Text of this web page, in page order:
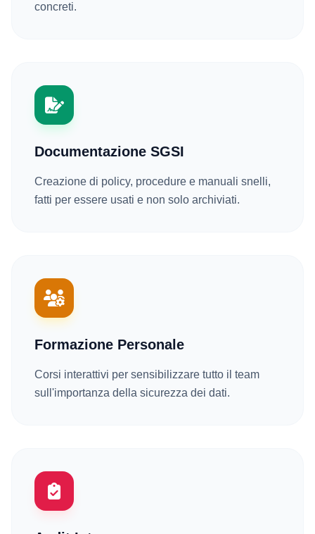
concreti.
Documentazione SGSI
Creazione di policy, procedure e manuali snelli,
fatti per essere usati e non solo archiviati.
Formazione Personale
Corsi interattivi per sensibilizzare tutto il team
sull'importanza della sicurezza dei dati.